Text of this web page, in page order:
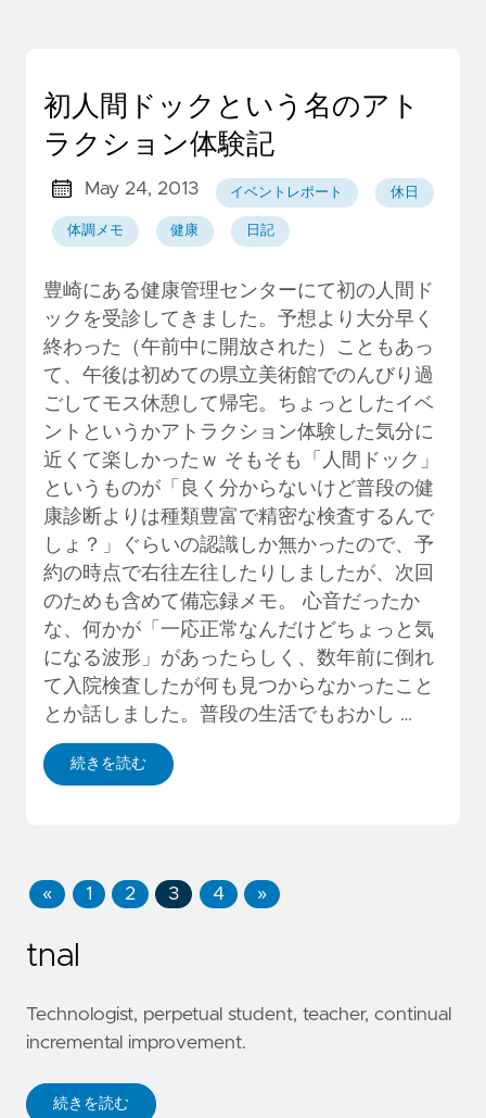
初人間ドックという名のアト
ラクション体験記
May 24, 2013 イベントレポート 休日
体調メモ 健康 日記
豊崎にある健康管理センターにて初の人間ド
ックを受診してきました。予想より大分早く
終わった（午前中に開放された）こともあっ
て、午後は初めての県立美術館でのんびり過
ごしてモス休憩して帰宅。ちょっとしたイベ
ントというかアトラクション体験した気分に
近くて楽しかったｗ そもそも「人間ドック」
というものが「良く分からないけど普段の健
康診断よりは種類豊富で精密な検査するんで
しょ？」ぐらいの認識しか無かったので、予
約の時点で右往左往したりしましたが、次回
のためも含めて備忘録メモ。 心音だったか
な、何かが「一応正常なんだけどちょっと気
になる波形」があったらしく、数年前に倒れ
て入院検査したが何も見つからなかったこと
とか話しました。普段の生活でもおかし …
続きを読む
« 1 2 3 4 »
tnal
Technologist, perpetual student, teacher, continual
incremental improvement.
続きを読む